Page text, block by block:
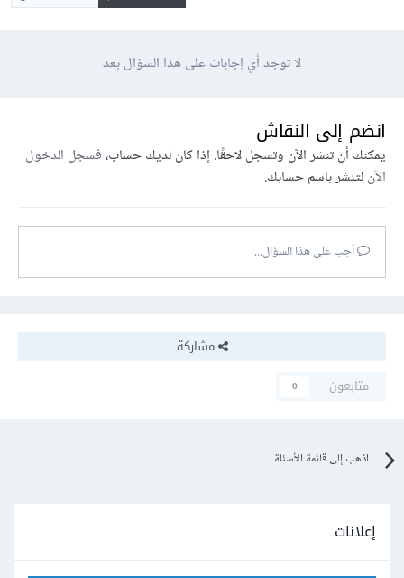
لا توجد أي إجابات على هذا السؤال بعد
انضم إلى النقاش
يمكنك أن تنشر الآن وتسجل لاحقًا. إذا كان لديك حساب،فسجل الدخول
الآنلتنشر باسم حسابك.
أجب على هذا السؤال...
مشاركة
متابعون
0
اذهب إلى قائمة الأسئلة
إعلانات